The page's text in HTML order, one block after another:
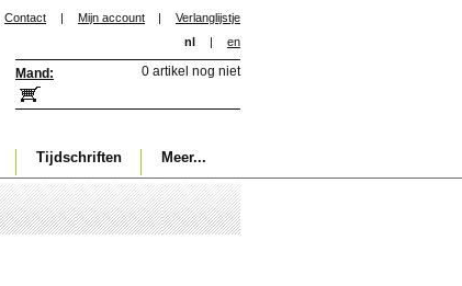
Contact | Mijn account |
Verlanglijstje
nl
| en
Mand: 0 artikel nog niet
Tijdschriften Meer...